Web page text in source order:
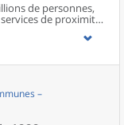
de personnes,
de proximité.
sont les plus
de façon
ils sont situés
au moins un
–